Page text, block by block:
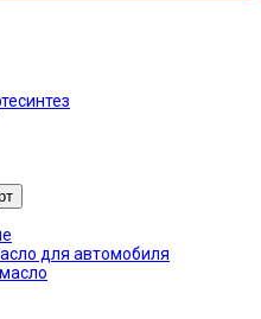
для автомобиля